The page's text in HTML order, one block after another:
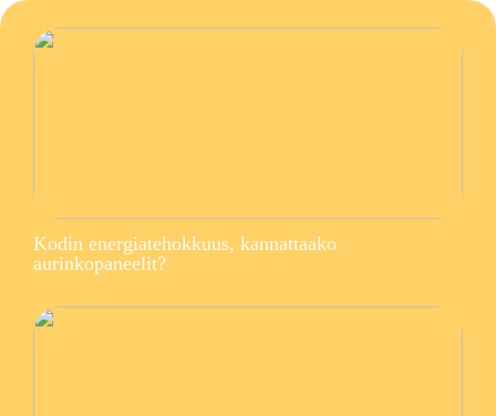
Kodin energiatehokkuus, kannattaako
aurinkopaneelit?